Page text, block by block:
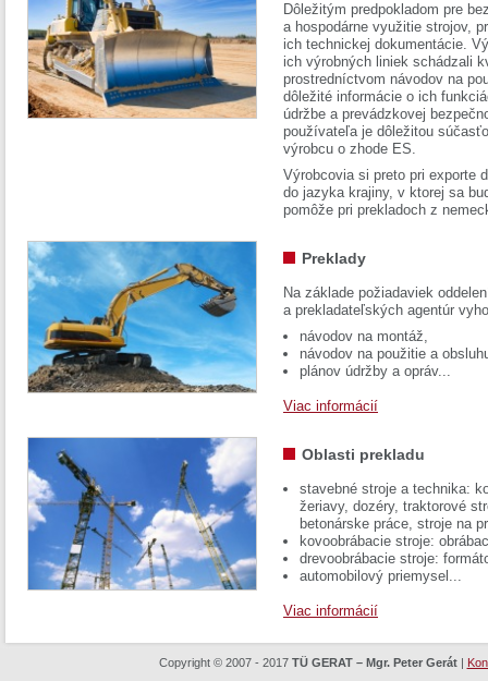
Dôležitým predpokladom pre
a hospodárne využitie strojov,
ich technickej dokumentácie.
ich výrobných liniek schádzali
prostredníctvom návodov na
dôležité informácie o ich
údržbe a prevádzkovej
používateľa je dôležitou
výrobcu o zhode ES.
Výrobcovia si preto pri exporte
do jazyka krajiny, v ktorej sa
pomôže pri prekladoch z
Preklady
Na základe požiadaviek
a prekladateľských agentúr
návodov na montáž,
návodov na použitie a
plánov údržby a opráv...
Viac informácií
Oblasti prekladu
stavebné stroje a technika:
žeriavy, dozéry, traktorové
betonárske práce, stroje na
kovoobrábacie stroje:
drevoobrábacie stroje:
automobilový priemysel...
Viac informácií
Copyright © 2007 - 2017 TÜ GERAT – Mgr. Peter Gerát|